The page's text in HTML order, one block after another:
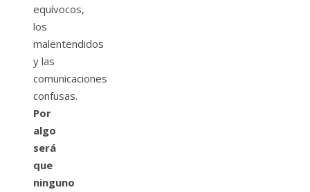
equívocos,
los
malentendidos
y las
comunicaciones
confusas.
Por
algo
será
que
ninguno